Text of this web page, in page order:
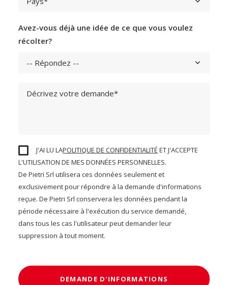
Avez-vous déjà une idée de ce que vous voulez
récolter?
J'AI LU LAPOLITIQUE DE CONFIDENTIALITÉ ET J'ACCEPTE
L'UTILISATION DE MES DONNÉES PERSONNELLES.
De Pietri Srl utilisera ces données seulement et
exclusivement pour répondre à la demande d'informations
reçue. De Pietri Srl conservera les données pendant la
période nécessaire à l'exécution du service demandé,
dans tous les cas l'utilisateur peut demander leur
suppression à tout moment.